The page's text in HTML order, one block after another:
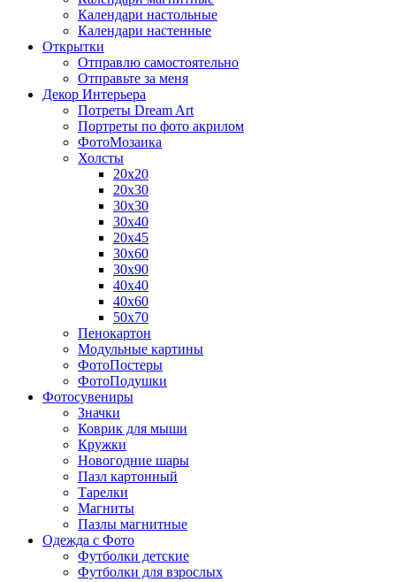
Календари настольные
Календари настенные
Открытки
Отправлю самостоятельно
Отправьте за меня
Декор Интерьера
Потреты Dream Art
Портреты по фото акрилом
ФотоМозаика
Холсты
20х20
20х30
30х30
30х40
20х45
30х60
30х90
40х40
40х60
50х70
Пенокартон
Модульные картины
ФотоПостеры
ФотоПодушки
Фотоcувениры
Значки
Коврик для мыши
Кружки
Новогодние шары
Пазл картонный
Тарелки
Магниты
Пазлы магнитные
Одежда с Фото
Футболки детские
Футболки для взрослых